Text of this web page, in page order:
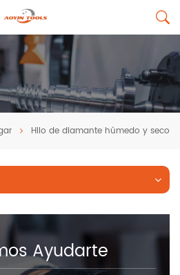
Hilo de diamante húmedo y seco
Ayudarte